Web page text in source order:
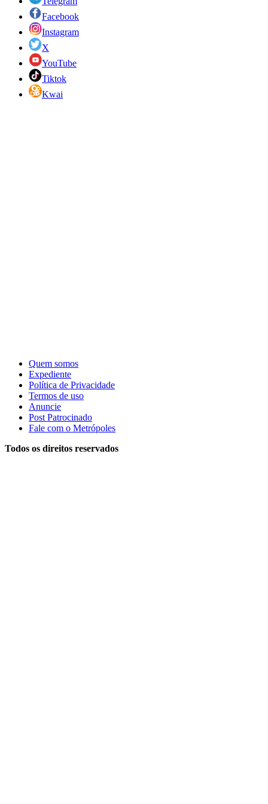
Facebook
Instagram
X
YouTube
Tiktok
Kwai
Quem somos
Expediente
Política de Privacidade
Termos de uso
Anuncie
Post Patrocinado
Fale com o Metrópoles
Todos os direitos reservados